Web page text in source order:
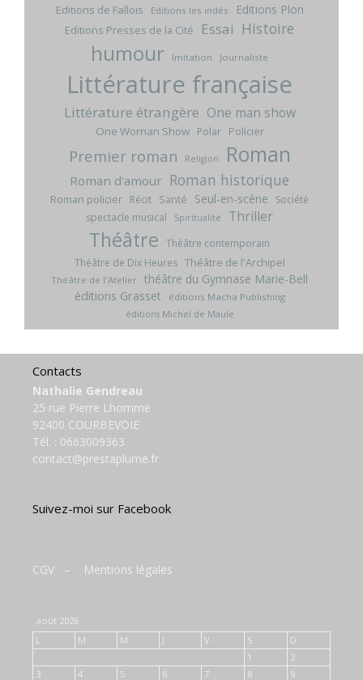
Editions de Fallois Editions les indés Editions Plon
Editions Presses de la Cité Essai Histoire
humour Imitation Journaliste
Littérature française
Littérature étrangère One man show
One Woman Show Polar Policier
Premier roman Religion Roman
Roman d'amour Roman historique
Roman policier Récit Santé Seul-en-scène
Société
spectacle musical
Spiritualité Thriller
Théâtre Théâtre contemporain
Théâtre de Dix Heures Théâtre de l'Archipel
Théâtre de l'Atelier théâtre du Gymnase Marie-Bell
éditions Grasset
éditions Macha Publishing
éditions Michel de Maule
Contacts
Nathalie Gendreau
25 rue Pierre Lhomme
92400 COURBEVOIE
Tél. : 0663009363
contact@prestaplume.fr
Suivez-moi sur Facebook
CGV – Mentions légales
août 2026
L
M M J V S
D
1
2
3
4 5 6 7 8 9